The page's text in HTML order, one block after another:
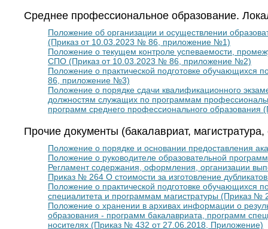
Среднее профессиональное образование.
Положение об организации и осуществлении
(Приказ от 10.03.2023 № 86, приложение №1)
Положение о текущем контроле успеваемости,
СПО (Приказ от 10.03.2023 № 86, приложение №2)
Положение о практической подготовке обучающихся
86, приложение №3)
Положение о порядке сдачи квалификационного
должностям служащих по программам
программ среднего профессионального
Прочие документы (бакалавриат, магистратура,
Положение о порядке и основании предоставления
Положение о руководителе образовательной
Регламент содержания, оформления, организации
Приказ № 264 О стоимости за изготовление
Положение о практической подготовке обучающихся
специалитета и программам магистратуры (Приказ
Положение о хранении в архивах информации о
образования - программ бакалавриата, программ
носителях (Приказ № 432 от 27.06.2018, Приложение)